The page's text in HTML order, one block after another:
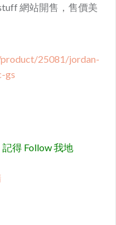
網站開售，售價美
25081/jordan-
gs
得 Follow 我地